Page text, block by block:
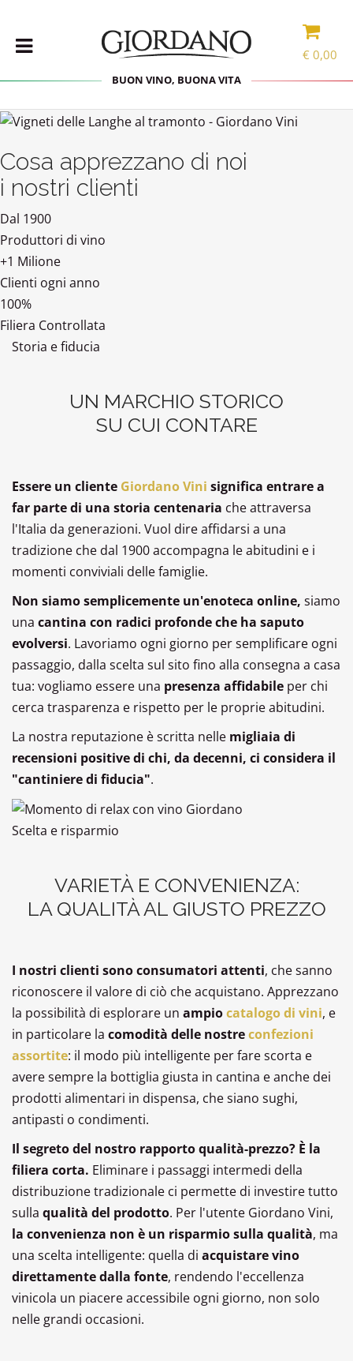
€ 0,00
BUON VINO, BUONA VITA
SELEZIONE
INTERNAZIONALE
LINEE DI
CONFEZIONI
SPIRITS
PROMOZIONI
ACCEDI
Cosa apprezzano di noi
i nostri clienti
Dal 1900
Produttori di vino
+1 Milione
Clienti ogni anno
100%
Filiera Controllata
Storia e fiducia
UN MARCHIO STORICO
SU CUI CONTARE
Essere un cliente Giordano Vini significa entrare a
far parte di una storia centenaria che attraversa
l'Italia da generazioni. Vuol dire affidarsi a una
tradizione che dal 1900 accompagna le abitudini e i
momenti conviviali delle famiglie.
Non siamo semplicemente un'enoteca online, siamo
una cantina con radici profonde che ha saputo
evolversi. Lavoriamo ogni giorno per semplificare ogni
passaggio, dalla scelta sul sito fino alla consegna a casa
tua: vogliamo essere una presenza affidabile per chi
cerca trasparenza e rispetto per le proprie abitudini.
La nostra reputazione è scritta nelle migliaia di
recensioni positive di chi, da decenni, ci considera il
"cantiniere di fiducia".
Scelta e risparmio
VARIETÀ E CONVENIENZA:
LA QUALITÀ AL GIUSTO PREZZO
I nostri clienti sono consumatori attenti, che sanno
riconoscere il valore di ciò che acquistano. Apprezzano
la possibilità di esplorare un ampiocatalogo di vini, e
in particolare la comodità delle nostreconfezioni
assortite: il modo più intelligente per fare scorta e
avere sempre la bottiglia giusta in cantina e anche dei
prodotti alimentari in dispensa, che siano sughi,
antipasti o condimenti.
Il segreto del nostro rapporto qualità-prezzo? È la
filiera corta. Eliminare i passaggi intermedi della
distribuzione tradizionale ci permette di investire tutto
sulla qualità del prodotto. Per l'utente Giordano Vini,
la convenienza non è un risparmio sulla qualità, ma
una scelta intelligente: quella di acquistare vino
direttamente dalla fonte, rendendo l'eccellenza
vinicola un piacere accessibile ogni giorno, non solo
nelle grandi occasioni.